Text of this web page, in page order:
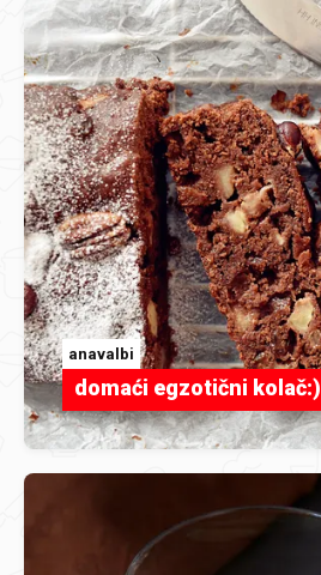
anavalbi
domaći egzotični kolač:)